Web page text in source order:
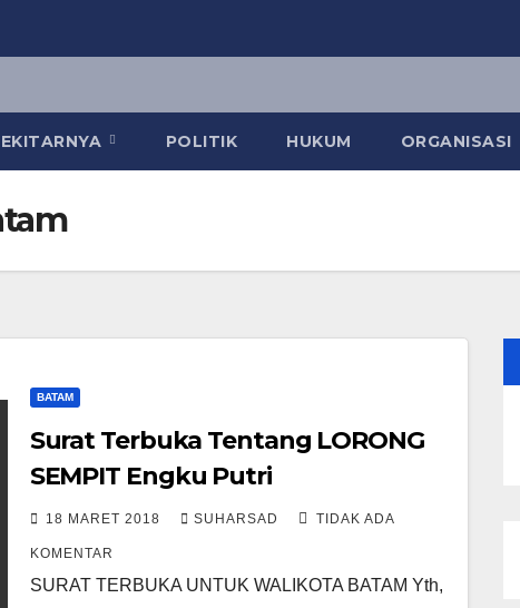
POLITIK HUKUM ORGANISASI
BATAM
Surat Terbuka Tentang LORONG
SEMPIT Engku Putri
18 MARET 2018 SUHARSAD TIDAK ADA
KOMENTAR
SURAT TERBUKA UNTUK WALIKOTA BATAM Yth,